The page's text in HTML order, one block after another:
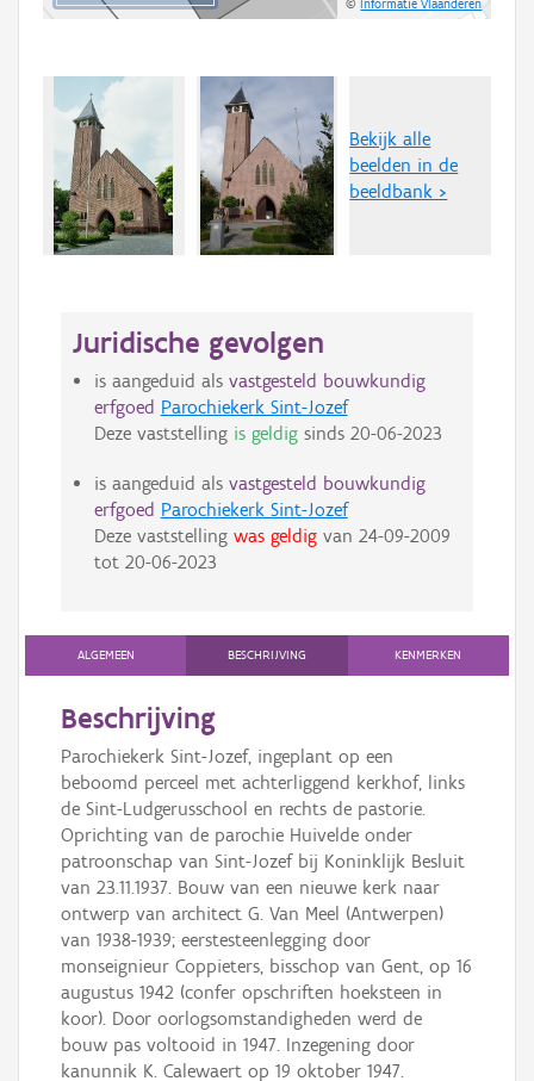
©Informatie Vlaanderen
Bekijk alle
beelden in de
beeldbank >
Juridische gevolgen
is aangeduid als vastgesteld bouwkundig
erfgoed Parochiekerk Sint-Jozef
Deze vaststelling is geldigsinds 20-06-2023
is aangeduid als vastgesteld bouwkundig
erfgoed Parochiekerk Sint-Jozef
Deze vaststelling was geldigvan 24-09-2009
tot 20-06-2023
ALGEMEEN BESCHRIJVING KENMERKEN
Beschrijving
Parochiekerk Sint-Jozef, ingeplant op een
beboomd perceel met achterliggend kerkhof, links
de Sint-Ludgerusschool en rechts de pastorie.
Oprichting van de parochie Huivelde onder
patroonschap van Sint-Jozef bij Koninklijk Besluit
van 23.11.1937. Bouw van een nieuwe kerk naar
ontwerp van architect G. Van Meel (Antwerpen)
van 1938-1939; eerstesteenlegging door
monseignieur Coppieters, bisschop van Gent, op 16
augustus 1942 (confer opschriften hoeksteen in
koor). Door oorlogsomstandigheden werd de
bouw pas voltooid in 1947. Inzegening door
kanunnik K. Calewaert op 19 oktober 1947.